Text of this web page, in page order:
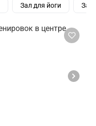
Зал для йоги Зал